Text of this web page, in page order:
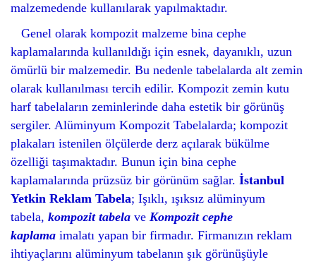
malzemedende kullanılarak yapılmaktadır.
Genel olarak kompozit malzeme bina cephe
kaplamalarında kullanıldığı için esnek, dayanıklı, uzun
ömürlü bir malzemedir. Bu nedenle tabelalarda alt zemin
olarak kullanılması tercih edilir. Kompozit zemin kutu
harf tabelaların zeminlerinde daha estetik bir görünüş
sergiler. Alüminyum Kompozit Tabelalarda; kompozit
plakaları istenilen ölçülerde derz açılarak bükülme
özelliği taşımaktadır. Bunun için bina cephe
kaplamalarında prüzsüz bir görünüm sağlar. İstanbul
Yetkin Reklam Tabela; Işıklı, ışıksız alüminyum
tabela, kompozit tabela ve Kompozit cephe
kaplama imalatı yapan bir firmadır. Firmanızın reklam
ihtiyaçlarını alüminyum tabelanın şık görünüşüyle